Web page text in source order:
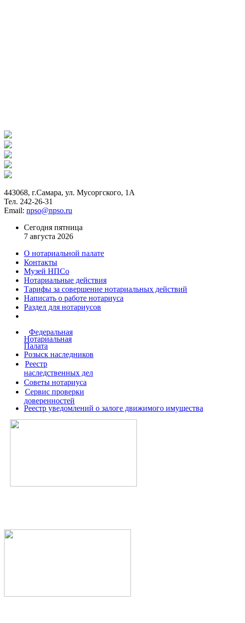
443068, г.Самара, ул. Мусоргского, 1А
Тел. 242-26-31
Email: npso@npso.ru
Сегодня пятница
7 августа 2026
О нотариальной палате
Контакты
Музей НПСо
Нотариальные действия
Тарифы за совершение нотариальных действий
Написать о работе нотариуса
Раздел для нотариусов
Федеральная
Нотариальная
Палата
Розыск наследников
Реестр
наследственных дел
Советы нотариуса
Сервис проверки
доверенностей
Реестр уведомлений о залоге движимого имущества